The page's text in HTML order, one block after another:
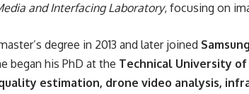
and Interfacing Laboratory, focusing on
degree in 2013 and later joined
began his PhD at the Technical University of
estimation, drone video analysis,